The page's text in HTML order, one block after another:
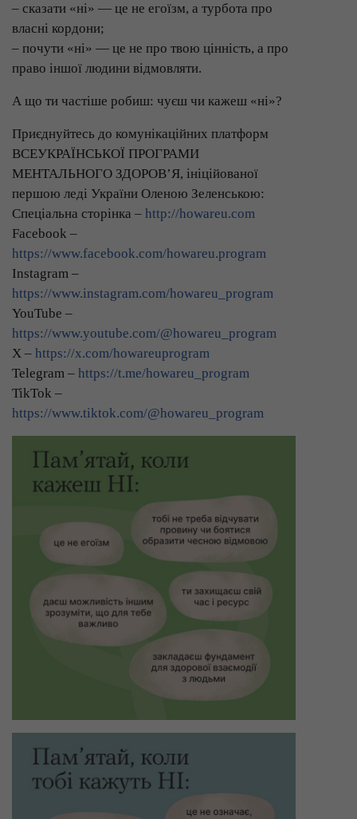
– сказати «ні» — це не егоїзм, а турбота про
власні кордони;
– почути «ні» — це не про твою цінність, а про
право іншої людини відмовляти.
А що ти частіше робиш: чуєш чи кажеш «ні»?
Приєднуйтесь до комунікаційних платформ
ВСЕУКРАЇНСЬКОЇ ПРОГРАМИ
МЕНТАЛЬНОГО ЗДОРОВ’Я, ініційованої
першою леді України Оленою Зеленською:
Спеціальна сторінка – http://howareu.com
Facebook –
https://www.facebook.com/howareu.program
Instagram –
https://www.instagram.com/howareu_program
YouTube –
https://www.youtube.com/@howareu_program
X – https://x.com/howareuprogram
Telegram – https://t.me/howareu_program
TikTok –
https://www.tiktok.com/@howareu_program